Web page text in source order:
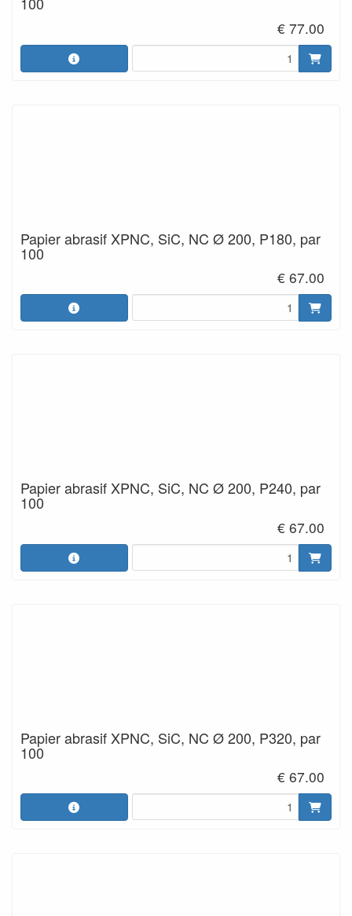
€ 77.00
Papier abrasif XPNC, SiC, NC Ø 200, P180, par
100
€ 67.00
Papier abrasif XPNC, SiC, NC Ø 200, P240, par
100
€ 67.00
Papier abrasif XPNC, SiC, NC Ø 200, P320, par
100
€ 67.00